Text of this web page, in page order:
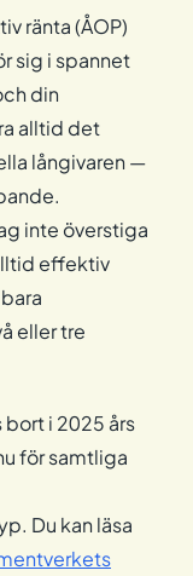
ränta (ÅOP)
sig i spannet
din
alltid det
långivaren —
inte överstiga
effektiv
eller tre
i 2025 års
för samtliga
Du kan läsa